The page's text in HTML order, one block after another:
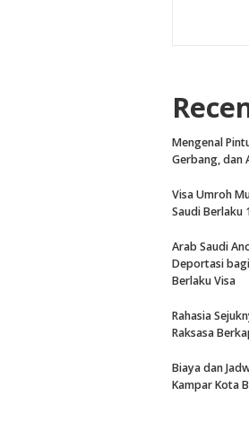
Mengenal
Gerbang, dan
Visa Umroh
Saudi Berlaku
Arab Saudi
Deportasi
Berlaku Visa
Rahasia
Raksasa
Biaya dan
Kampar Kota